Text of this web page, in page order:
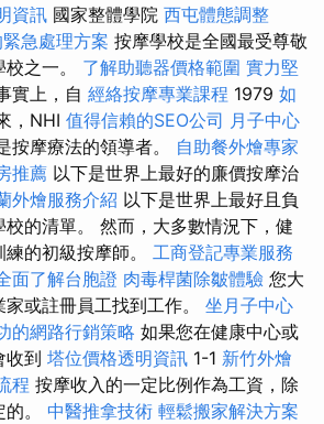
資訊 國家整體學院 西屯體態調整
急處理方案 按摩學校是全國最受尊敬
之一。 了解助聽器價格範圍 實力堅
實上，自 經絡按摩專業課程 1979 如
，NHI 值得信賴的SEO公司 月子中心
按摩療法的領導者。 自助餐外燴專家
推薦 以下是世界上最好的廉價按摩治
外燴服務介紹 以下是世界上最好且負
的清單。 然而，大多數情況下，健
的初級按摩師。 工商登記專業服務
面了解台胞證 肉毒桿菌除皺體驗 您大
或註冊員工找到工作。 坐月子中心
的網路行銷策略 如果您在健康中心或
收到 塔位價格透明資訊 1-1 新竹外燴
程 按摩收入的一定比例作為工資，除
。 中醫推拿技術 輕鬆搬家解決方案